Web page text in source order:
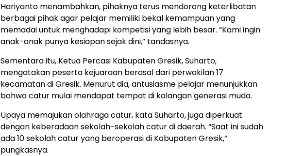
Hariyanto menambahkan, pihaknya terus mendorong keterlibatan
berbagai pihak agar pelajar memiliki bekal kemampuan yang
memadai untuk menghadapi kompetisi yang lebih besar. “Kami ingin
anak-anak punya kesiapan sejak dini,” tandasnya.
Sementara itu, Ketua Percasi Kabupaten Gresik, Suharto,
mengatakan peserta kejuaraan berasal dari perwakilan 17
kecamatan di Gresik. Menurut dia, antusiasme pelajar menunjukkan
bahwa catur mulai mendapat tempat di kalangan generasi muda.
Upaya memajukan olahraga catur, kata Suharto, juga diperkuat
dengan keberadaan sekolah-sekolah catur di daerah. “Saat ini sudah
ada 10 sekolah catur yang beroperasi di Kabupaten Gresik,”
pungkasnya.